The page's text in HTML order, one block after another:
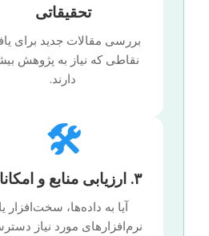
تحقیقاتی
بررسی مقالات جدید برای یافتن
نقاطی که نیاز به پژوهش بیشتر
دارند.
🛠️
آیا به داده‌ها، سخت‌افزار یا
نرم‌افزارهای مورد نیاز دسترسی